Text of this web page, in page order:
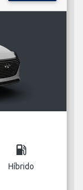
local_gas_station
Híbrido